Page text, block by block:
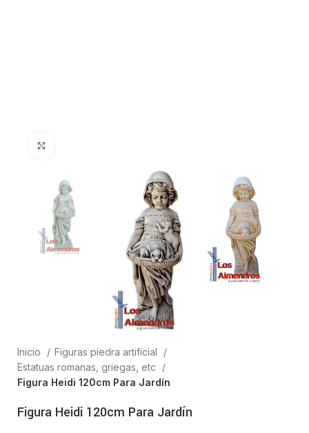
Inicio
Figuras piedra artificial
Estatuas romanas, griegas, etc
Figura Heidi 120cm Para Jardín
Figura Heidi 120cm Para Jardín